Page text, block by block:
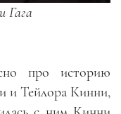
Гага
про историю
и Тейлора Кинни,